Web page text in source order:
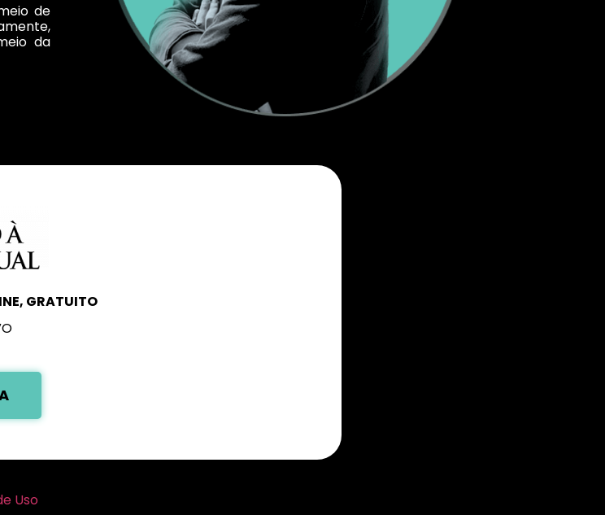
de
da
GRATUITO
Uso